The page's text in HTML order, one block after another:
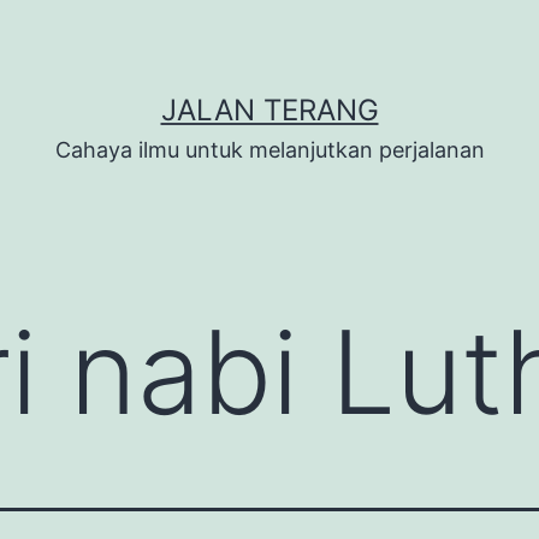
JALAN TERANG
Cahaya ilmu untuk melanjutkan perjalanan
nabi